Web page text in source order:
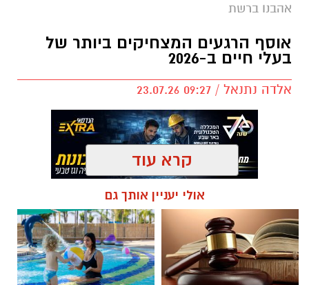
אהבנו ברשת
אוסף הרגעים המצחיקים ביותר של
בעלי חיים ב-2026
אלדה נתנאל / 09:27 23.07.26
בעלי חיים
קרא עוד
אולי יעניין אותך גם